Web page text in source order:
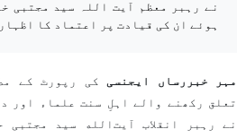
نے رہبر معظم آیت اللہ سید مجتبی
ہوئے ان کی قیادت پر اعتماد کا
مہر خبررساں ایجنسی کی رپورٹ کے
تعلق رکھنے والے اہلِ سنت علماء اور
نے رہبر انقلاب آیت‌الله سید مجتبی